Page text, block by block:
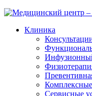
Клиника
Сервисные